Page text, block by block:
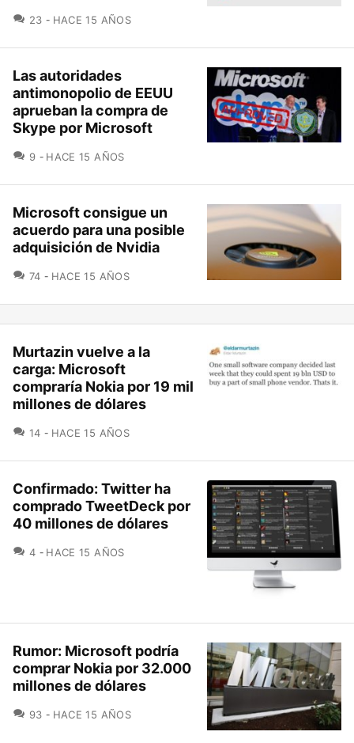
23 COMENTARIOS
HACE 15 AÑOS
Las autoridades
antimonopolio de EEUU
aprueban la compra de
Skype por Microsoft
9 COMENTARIOS
HACE 15 AÑOS
Microsoft consigue un
acuerdo para una posible
adquisición de Nvidia
74 COMENTARIOS
HACE 15 AÑOS
Murtazin vuelve a la
carga: Microsoft
compraría Nokia por 19 mil
millones de dólares
14 COMENTARIOS
HACE 15 AÑOS
Confirmado: Twitter ha
comprado TweetDeck por
40 millones de dólares
4 COMENTARIOS
HACE 15 AÑOS
Rumor: Microsoft podría
comprar Nokia por 32.000
millones de dólares
93 COMENTARIOS
HACE 15 AÑOS